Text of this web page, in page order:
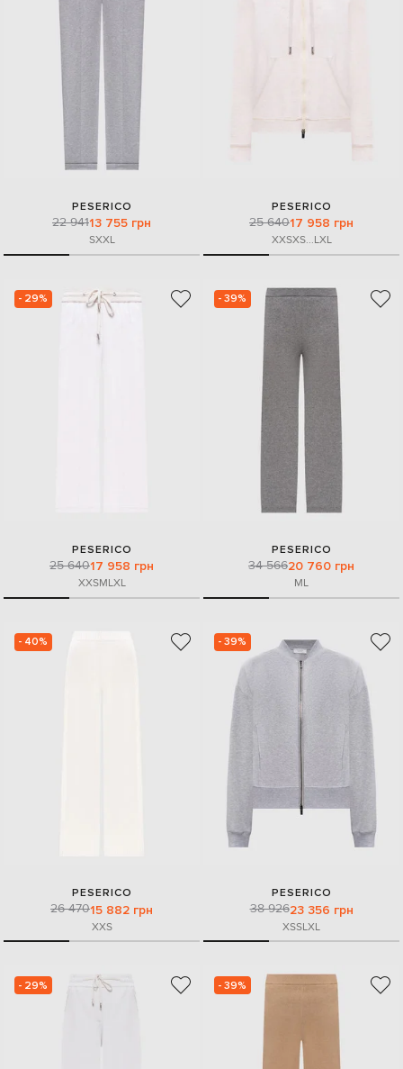
PESERICO
22 94113 755 грн
SXXL
PESERICO
25 64017 958 грн
XXSXS...LXL
- 29%
PESERICO
25 64017 958 грн
XXSMLXL
- 39%
PESERICO
34 56620 760 грн
ML
- 40%
PESERICO
26 47015 882 грн
XXS
- 39%
PESERICO
38 92623 356 грн
XSSLXL
- 29% - 39%